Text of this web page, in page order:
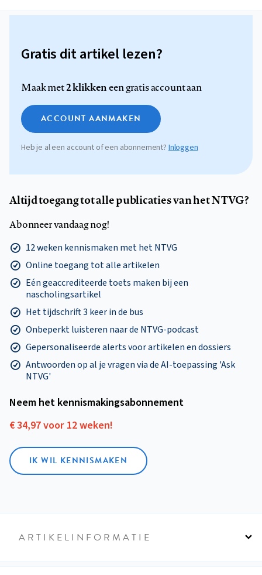
Gratis dit artikel lezen?
Maak met2 klikkeneen gratis account aan
ACCOUNT AANMAKEN
Heb je al een account of een abonnement? Inloggen
Altijd toegang tot alle publicaties van het NTVG?
Abonneer vandaag nog!
12 weken kennismaken met het NTVG
Online toegang tot alle artikelen
Eén geaccrediteerde toets maken bij een
nascholingsartikel
Het tijdschrift 3 keer in de bus
Onbeperkt luisteren naar de NTVG-podcast
Gepersonaliseerde alerts voor artikelen en dossiers
Antwoorden op al je vragen via de AI-toepassing 'Ask
NTVG'
Neem het kennismakings­abonnement
€ 34,97 voor 12 weken!
IK WIL KENNISMAKEN
ARTIKELINFORMATIE